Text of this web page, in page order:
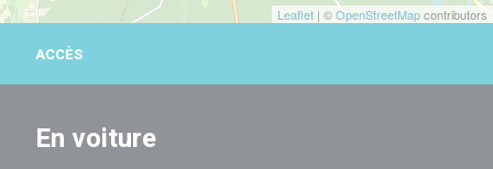
Leaflet | ©OpenStreetMapcontributors
ACCÈS
En voiture